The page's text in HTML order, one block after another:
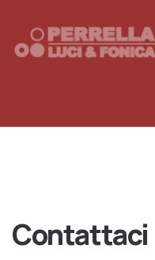
Contattaci